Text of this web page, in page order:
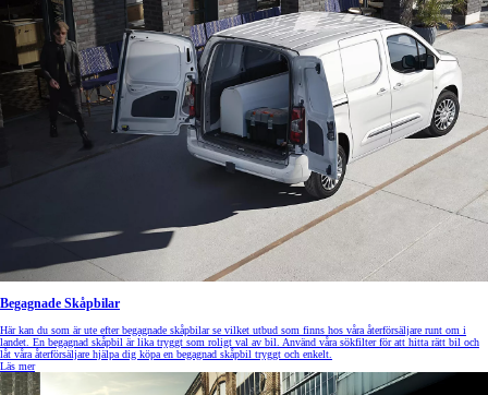
Begagnade Skåpbilar
Här kan du som är ute efter begagnade skåpbilar se vilket utbud som finns hos våra återförsäljare runt om i
landet. En begagnad skåpbil är lika tryggt som roligt val av bil. Använd våra sökfilter för att hitta rätt bil och
låt våra återförsäljare hjälpa dig köpa en begagnad skåpbil tryggt och enkelt.
Läs mer